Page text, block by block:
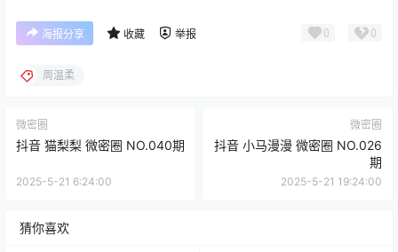
海报分享 收藏 举报 0 0
周温柔
微密圈
抖音 猫梨梨 微密圈 NO.040期
2025-5-21 6:24:00
微密圈
抖音 小马漫漫 微密圈 NO.026
期
2025-5-21 19:24:00
猜你喜欢